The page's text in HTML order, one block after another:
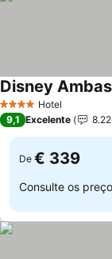
4 EstrelasHotel
Disney
9,1 Excelente
De € 339
Consulte os